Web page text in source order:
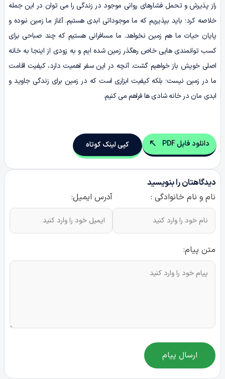
راز پذیرش و تحمل فشارهای روانی موجود در زندگی را می توان در این جمله
خلاصه کرد؛ باید بپذیریم که ما موجوداتی ابدی هستیم. آغاز ما زمین نبوده و
پایان حیات ما هم زمین نخواهد. ما مسافرانی هستیم که چند صباحی برای
کسب توانمندی هایی خاص رهگذر زمین شده ایم و به زودی از اینجا به خانه
اصلی خویش باز خواهیم گشت. آنچه در این سفر اهمیت دارد، کیفیت اقامت
ما در زمین نیست؛ بلکه کیفیت ابزاری است که در زمین برای زندگی جاوید و
ابدی مان در خانه شادی ها فراهم می کنیم.
دانلود فایل PDF کپی لینک کوتاه
دیدگاهتان را بنویسید
نام و نام خانوادگی :
آدرس ایمیل:
متن پیام:
ارسال پیام